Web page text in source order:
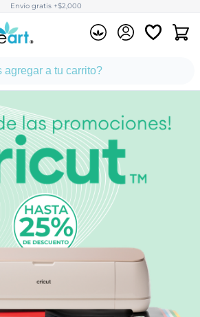
Envío gratis +$2,000